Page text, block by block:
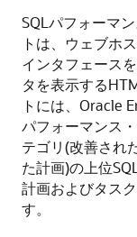
SQLパフォーマ
トは、ウェブホ
インタフェース
タを表示する
トには、Oracle
パフォーマンス
テゴリ(改善され
た計画)の上位
計画およびタス
す。